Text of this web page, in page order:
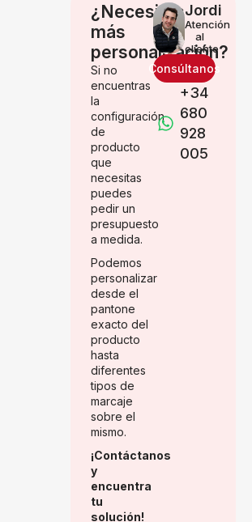
¿Necesitas
más
personalización?
Si no
encuentras
la
configuración
de
producto
que
necesitas
puedes
pedir un
presupuesto
a medida.
Podemos
personalizar
desde el
pantone
exacto del
producto
hasta
diferentes
tipos de
marcaje
sobre el
mismo.
¡Contáctanos
y
encuentra
tu
solución!
Jordi
Atención
al
cliente
Consúltanos
+34
680
928
005